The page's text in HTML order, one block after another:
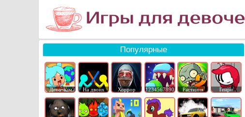
Популярные
Девочкам На двоих Хоррор 1234567890 Растения Генри